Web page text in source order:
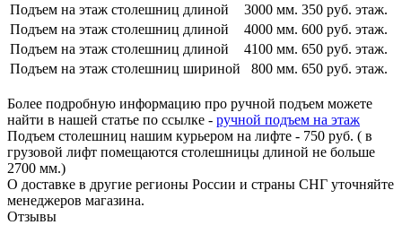
Подъем на этаж столешниц длиной 3000 мм. 350 руб. этаж.
Подъем на этаж столешниц длиной
4000 мм. 600 руб. этаж.
Подъем на этаж столешниц длиной
4100 мм. 650 руб. этаж.
Подъем на этаж столешниц шириной
800 мм. 650 руб. этаж.
Более подробную информацию про ручной подъем можете
найти в нашей статье по ссылке - ручной подъем на этаж
Подъем столешниц нашим курьером на лифте - 750 руб. ( в
грузовой лифт помещаются столешницы длиной не больше
2700 мм.)
О доставке в другие регионы России и страны СНГ уточняйте
менеджеров магазина.
Отзывы